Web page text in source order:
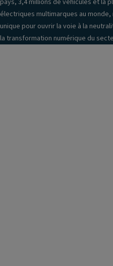
pays, 3,4 millions de véhicules et la
électriques multimarques au
unique pour ouvrir la voie à la
la transformation numérique du